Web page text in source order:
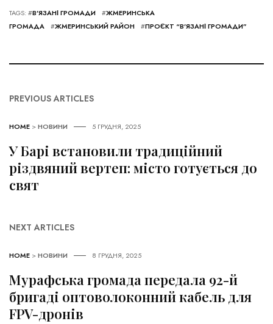
TAGS: #В’ЯЗАНІ ГРОМАДИ #ЖМЕРИНСЬКА
ГРОМАДА
#ЖМЕРИНСЬКИЙ РАЙОН #ПРОЄКТ “В’ЯЗАНІ ГРОМАДИ”
PREVIOUS ARTICLES
HOME >НОВИНИ 5 ГРУДНЯ, 2025
У Барі встановили традиційний
різдвяний вертеп: місто готується до
свят
NEXT ARTICLES
HOME >НОВИНИ 8 ГРУДНЯ, 2025
Мурафська громада передала 92-й
бригаді оптоволоконний кабель для
FPV-дронів